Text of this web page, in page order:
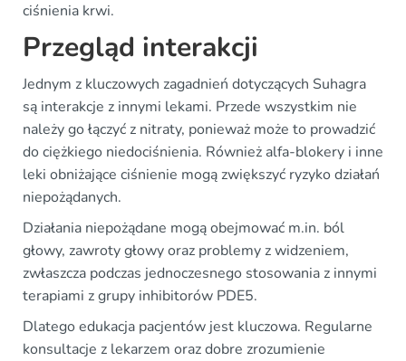
ciśnienia krwi.
Przegląd interakcji
Jednym z kluczowych zagadnień dotyczących Suhagra
są interakcje z innymi lekami. Przede wszystkim nie
należy go łączyć z nitraty, ponieważ może to prowadzić
do ciężkiego niedociśnienia. Również alfa-blokery i inne
leki obniżające ciśnienie mogą zwiększyć ryzyko działań
niepożądanych.
Działania niepożądane mogą obejmować m.in. ból
głowy, zawroty głowy oraz problemy z widzeniem,
zwłaszcza podczas jednoczesnego stosowania z innymi
terapiami z grupy inhibitorów PDE5.
Dlatego edukacja pacjentów jest kluczowa. Regularne
konsultacje z lekarzem oraz dobre zrozumienie